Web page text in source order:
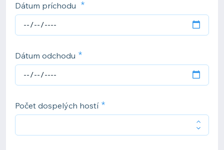
Dátum príchodu
Dátum odchodu
Počet dospelých hostí